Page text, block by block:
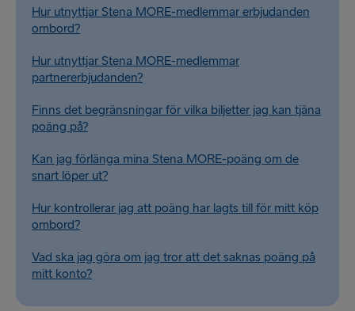
Hur utnyttjar Stena MORE-medlemmar erbjudanden
ombord?
Hur utnyttjar Stena MORE-medlemmar
partnererbjudanden?
Finns det begränsningar för vilka biljetter jag kan tjäna
poäng på?
Kan jag förlänga mina Stena MORE-poäng om de
snart löper ut?
Hur kontrollerar jag att poäng har lagts till för mitt köp
ombord?
Vad ska jag göra om jag tror att det saknas poäng på
mitt konto?